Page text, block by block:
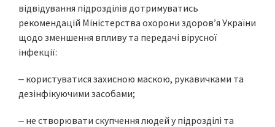
відвідування підрозділів дотримуватись
рекомендацій Міністерства охорони здоров’я України
щодо зменшення впливу та передачі вірусної
інфекції:
‒ користуватися захисною маскою, рукавичками та
дезінфікуючими засобами;
‒ не створювати скупчення людей у підрозділі та